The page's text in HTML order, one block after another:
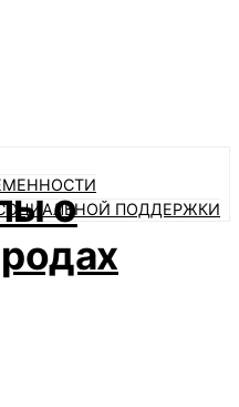
ПОДДЕРЖКИ
о